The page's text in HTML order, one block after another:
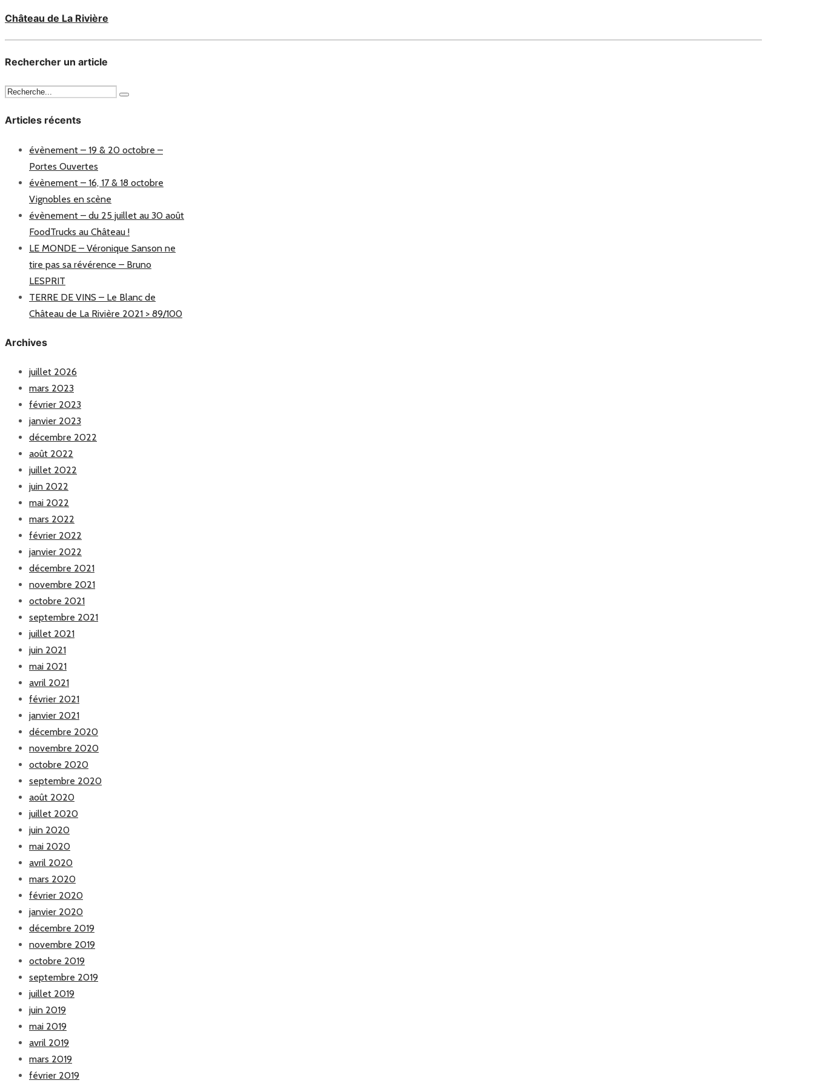
Château de La Rivière
Rechercher un article
Articles récents
évènement – 19 & 20 octobre –
Portes Ouvertes
évènement – 16, 17 & 18 octobre
Vignobles en scène
évènement – du 25 juillet au 30 août
FoodTrucks au Château !
LE MONDE – Véronique Sanson ne
tire pas sa révérence – Bruno
LESPRIT
TERRE DE VINS – Le Blanc de
Château de La Rivière 2021 > 89/100
Archives
juillet 2026
mars 2023
février 2023
janvier 2023
décembre 2022
août 2022
juillet 2022
juin 2022
mai 2022
mars 2022
février 2022
janvier 2022
décembre 2021
novembre 2021
octobre 2021
septembre 2021
juillet 2021
juin 2021
mai 2021
avril 2021
février 2021
janvier 2021
décembre 2020
novembre 2020
octobre 2020
septembre 2020
août 2020
juillet 2020
juin 2020
mai 2020
avril 2020
mars 2020
février 2020
janvier 2020
décembre 2019
novembre 2019
octobre 2019
septembre 2019
juillet 2019
juin 2019
mai 2019
avril 2019
mars 2019
février 2019